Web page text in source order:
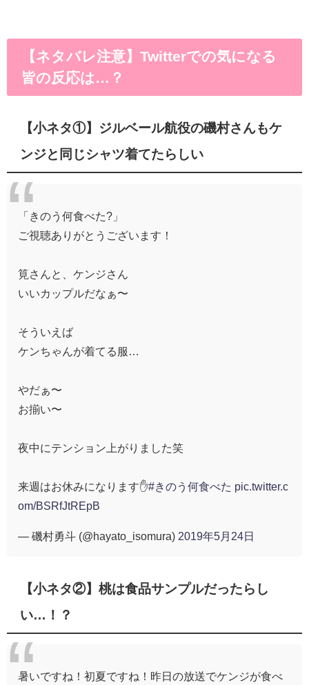
【ネタバレ注意】Twitterでの気になる
皆の反応は…？
【小ネタ①】ジルベール航役の磯村さんもケ
ンジと同じシャツ着てたらしい
「きのう何食べた?」
ご視聴ありがとうございます！
筧さんと、ケンジさん
いいカップルだなぁ〜
そういえば
ケンちゃんが着てる服…
やだぁ〜
お揃い〜
夜中にテンション上がりました笑
来週はお休みになります✋#きのう何食べた pic.twitter.c
om/BSRfJtREpB
— 磯村勇斗 (@hayato_isomura) 2019年5月24日
【小ネタ②】桃は食品サンプルだったらし
い…！？
暑いですね！初夏ですね！昨日の放送でケンジが食べ